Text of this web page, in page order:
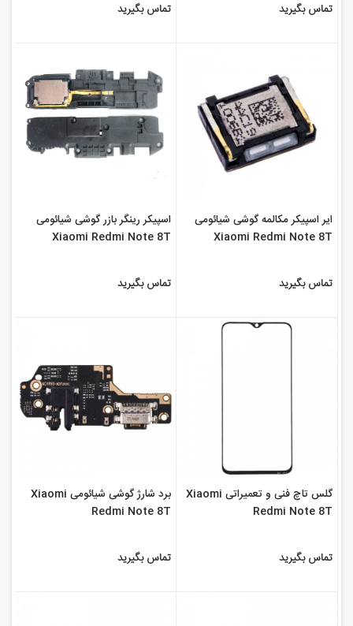
تماس بگیرید تماس بگیرید
ایر اسپیکر مکالمه گوشی شیائومی
Xiaomi Redmi Note 8T
تماس بگیرید
اسپیکر رینگر بازر گوشی شیائومی
Xiaomi Redmi Note 8T
تماس بگیرید
گلس تاچ فنی و تعمیراتی Xiaomi
Redmi Note 8T
تماس بگیرید
برد شارژ گوشی شیائومی Xiaomi
Redmi Note 8T
تماس بگیرید